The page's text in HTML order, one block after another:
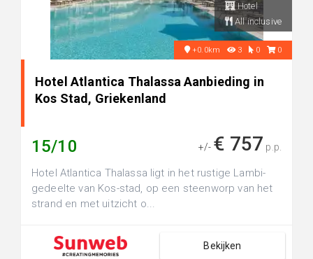
Hotel
All inclusive
+0.0km 3 0 0
Hotel Atlantica Thalassa Aanbieding in
Kos Stad, Griekenland
15/10 +/- € 757 p.p.
Hotel Atlantica Thalassa ligt in het rustige Lambi-
gedeelte van Kos-stad, op een steenworp van het
strand en met uitzicht o...
Bekijken